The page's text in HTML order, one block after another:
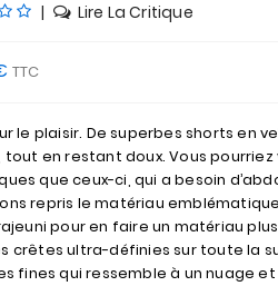
| Lire La Critique
TTC
le plaisir. De superbes shorts en
tout en restant doux. Vous
que ceux-ci, qui a besoin
repris le matériau
pour en faire un matériau
crêtes ultra-définies sur toute la
fines qui ressemble à un nuage